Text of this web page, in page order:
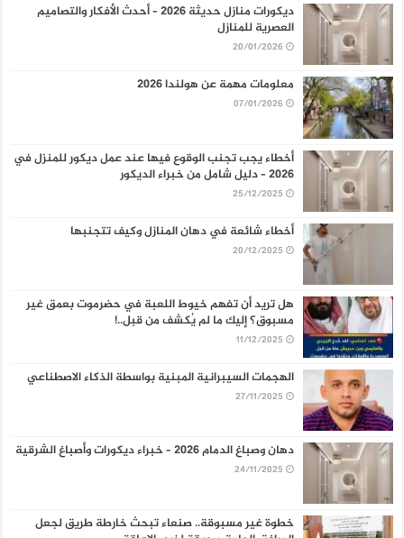
ديكورات منازل حديثة 2026 – أحدث الأفكار والتصاميم
العصرية للمنازل
20/01/2026
معلومات مهمة عن هولندا 2026
07/01/2026
أخطاء يجب تجنب الوقوع فيها عند عمل ديكور للمنزل في
2026 – دليل شامل من خبراء الديكور
25/12/2025
أخطاء شائعة في دهان المنازل وكيف تتجنبها
20/12/2025
هل تريد أن تفهم خيوط اللعبة في حضرموت بعمق غير
مسبوق؟ إليك ما لم يُكشف من قبل..!
11/12/2025
الهجمات السيبرانية المبنية بواسطة الذكاء الاصطناعي
27/11/2025
دهان وصباغ الدمام 2026 – خبراء ديكورات وأصباغ الشرقية
24/11/2025
خطوة غير مسبوقة.. صنعاء تبحث خارطة طريق لجعل